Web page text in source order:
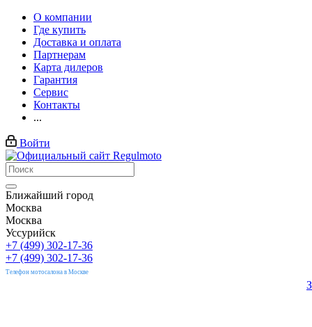
О компании
Где купить
Доставка и оплата
Партнерам
Карта дилеров
Гарантия
Сервис
Контакты
...
Войти
Ближайший город
Москва
Москва
Уссурийск
+7 (499) 302-17-36
+7 (499) 302-17-36
Телефон мотосалона в Москве